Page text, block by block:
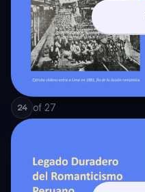
24 of 27